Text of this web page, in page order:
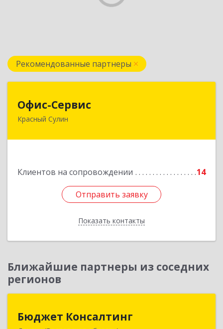
Рекомендованные партнеры
Офис-Сервис
Красный Сулин
Клиентов на сопровождении 14
Отправить заявку
Показать контакты
346350, Ростовская обл, р-н Красносулинский,
Отправить заявку
Назад
Ближайшие партнеры из соседних
регионов
Бюджет Консалтинг